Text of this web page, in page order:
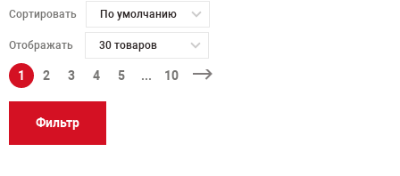
Сортировать По умолчанию
Отображать 30 товаров
1 2 3 4 5 ... 10
Фильтр